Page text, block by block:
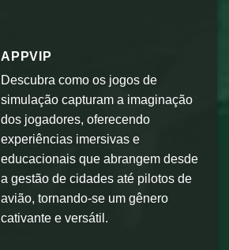
APPVIP
Descubra como os jogos de
simulação capturam a imaginação
dos jogadores, oferecendo
experiências imersivas e
educacionais que abrangem desde
a gestão de cidades até pilotos de
avião, tornando-se um gênero
cativante e versátil.